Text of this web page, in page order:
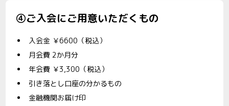
④ご入会にご用意いただくもの
入会金 ￥6600（税込）
月会費 2か月分
年会費 ￥3,300（税込）
引き落とし口座の分かるもの
金融機関お届け印